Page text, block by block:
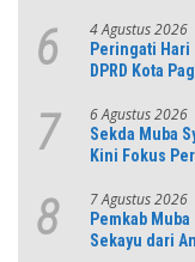
6 4 Agustus 2026
Peringati Hari
DPRD Kota
7 6 Agustus 2026
Sekda Muba
Kini Fokus
8 7 Agustus 2026
Pemkab
Sekayu dari